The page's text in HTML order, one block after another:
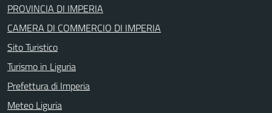
PROVINCIA DI IMPERIA
CAMERA DI COMMERCIO DI IMPERIA
Sito Turistico
Turismo in Liguria
Prefettura di Imperia
Meteo Liguria